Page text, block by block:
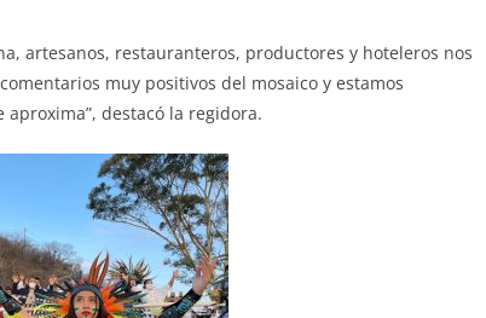
artesanos, restauranteros, productores y hoteleros nos
muy positivos del mosaico y estamos
destacó la regidora.